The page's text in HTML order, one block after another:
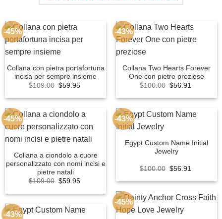
-45%
Collana con pietra portafortuna
incisa per sempre insieme
$109.00 Original
was:
$59.95Current
is:
-43%
Collana Two Hearts Forever
One con pietre preziose
$100.00 Original
was:
$56.91
is:
-45%
Collana a ciondolo a cuore
personalizzato con nomi incisi e
pietre natali
$109.00 Original
was:
$59.95Current
is:
-43%
Egypt Custom Name Initial
Jewelry
$100.00 Original
was:
$56.91
is:
-45%
-43%